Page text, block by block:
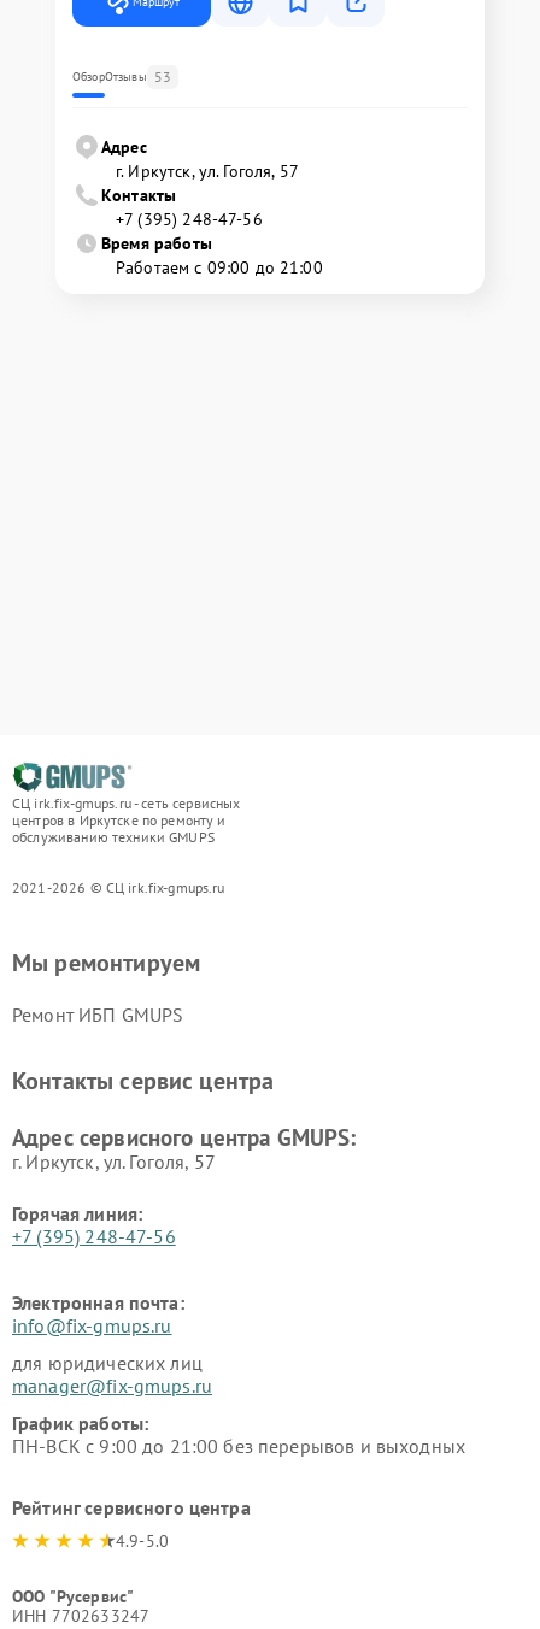
ОбзорОтзывы 53
Адрес
г. Иркутск, ул. ​Гоголя, 57
Контакты
+7 (395) 248-47-56
Время работы
Работаем с 09:00 до 21:00
СЦ irk.fix-gmups.ru - сеть сервисных
центров в Иркутске по ремонту и
обслуживанию техники GMUPS
2021-2026 © СЦ irk.fix-gmups.ru
Мы ремонтируем
Ремонт ИБП GMUPS
Контакты сервис центра
Адрес сервисного центра GMUPS:
г. Иркутск, ул. ​Гоголя, 57
Горячая линия:
+7 (395) 248-47-56
Электронная почта:
info@fix-gmups.ru
для юридических лиц
manager@fix-gmups.ru
График работы:
ПН-ВСК с 9:00 до 21:00 без перерывов и выходных
Рейтинг сервисного центра
4.9-5.0
ООО "Русервис"
ИНН 7702633247